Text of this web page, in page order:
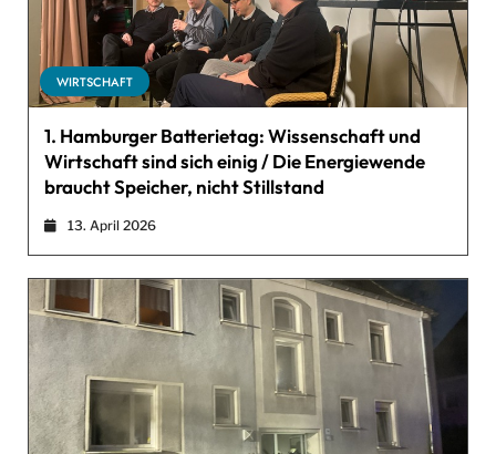
WIRTSCHAFT
1. Hamburger Batterietag: Wissenschaft und
Wirtschaft sind sich einig / Die Energiewende
braucht Speicher, nicht Stillstand
13. April 2026